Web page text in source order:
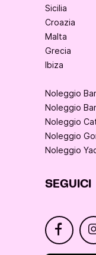
Sicilia
Croazia
Malta
Grecia
Ibiza
Noleggio
Noleggio
Noleggio
Noleggio
Noleggio
SEGUICI